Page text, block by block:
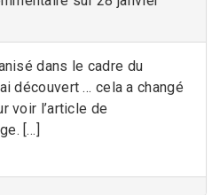
dans le cadre du
découvert … cela a changé
voir l’article de
[…]